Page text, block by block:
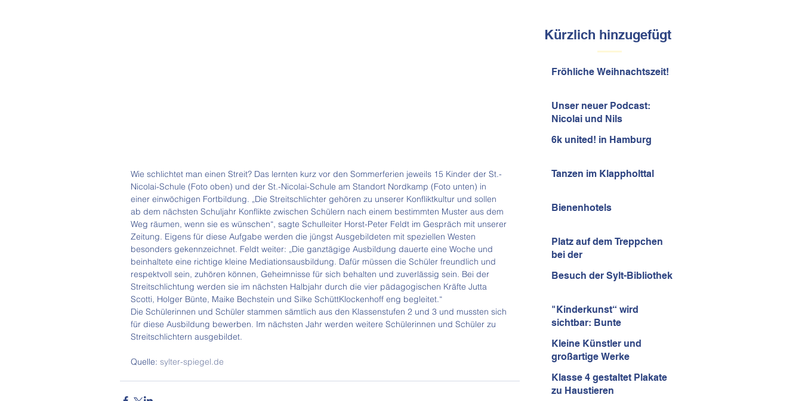
Kürzlich hinzugefügt
Fröhliche Weihnachtszeit!
Unser neuer Podcast:
Nicolai und Nils
6k united! in Hamburg
Tanzen im Klappholttal
Bienenhotels
Platz auf dem Treppchen
bei der
Besuch der Sylt-Bibliothek
"Kinderkunst“ wird
sichtbar: Bunte
den Rathauspark!
Kleine Künstler und
großartige Werke
Klasse 4 gestaltet Plakate
zu Haustieren
Wie schlichtet man einen Streit? Das lernten kurz vor den Sommerferien jeweils 15 Kinder der St.-
Nicolai-Schule (Foto oben) und der St.-Nicolai-Schule am Standort Nordkamp (Foto unten) in
einer einwöchigen Fortbildung. „Die Streitschlichter gehören zu unserer Konfliktkultur und sollen
ab dem nächsten Schuljahr Konflikte zwischen Schülern nach einem bestimmten Muster aus dem
Weg räumen, wenn sie es wünschen“, sagte Schulleiter Horst-Peter Feldt im Gespräch mit unserer
Zeitung. Eigens für diese Aufgabe werden die jüngst Ausgebildeten mit speziellen Westen
besonders gekennzeichnet. Feldt weiter: „Die ganztägige Ausbildung dauerte eine Woche und
beinhaltete eine richtige kleine Mediationsausbildung. Dafür müssen die Schüler freundlich und
respektvoll sein, zuhören können, Geheimnisse für sich behalten und zuverlässig sein. Bei der
Streitschlichtung werden sie im nächsten Halbjahr durch die vier pädagogischen Kräfte Jutta
Scotti, Holger Bünte, Maike Bechstein und Silke SchüttKlockenhoff eng begleitet.“
Die Schülerinnen und Schüler stammen sämtlich aus den Klassenstufen 2 und 3 und mussten sich
für diese Ausbildung bewerben. Im nächsten Jahr werden weitere Schülerinnen und Schüler zu
Streitschlichtern ausgebildet.
Quelle: sylter-spiegel.de